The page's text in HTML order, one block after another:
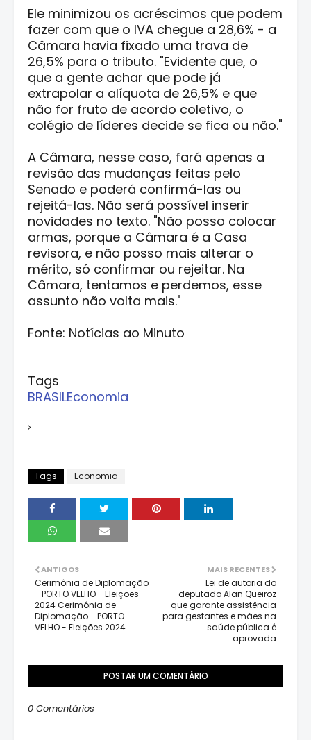
Ele minimizou os acréscimos que podem
fazer com que o IVA chegue a 28,6% - a
Câmara havia fixado uma trava de
26,5% para o tributo. "Evidente que, o
que a gente achar que pode já
extrapolar a alíquota de 26,5% e que
não for fruto de acordo coletivo, o
colégio de líderes decide se fica ou não."
A Câmara, nesse caso, fará apenas a
revisão das mudanças feitas pelo
Senado e poderá confirmá-las ou
rejeitá-las. Não será possível inserir
novidades no texto. "Não posso colocar
armas, porque a Câmara é a Casa
revisora, e não posso mais alterar o
mérito, só confirmar ou rejeitar. Na
Câmara, tentamos e perdemos, esse
assunto não volta mais."
Fonte: Notícias ao Minuto
Tags
BRASILEconomia
Tags Economia
MAIS RECENTES
Lei de autoria do
deputado Alan Queiroz
que garante assistência
para gestantes e mães na
saúde pública é
aprovada
ANTIGOS
Cerimônia de Diplomação
- PORTO VELHO - Eleições
2024 Cerimônia de
Diplomação - PORTO
VELHO - Eleições 2024
POSTAR UM COMENTÁRIO
0 Comentários